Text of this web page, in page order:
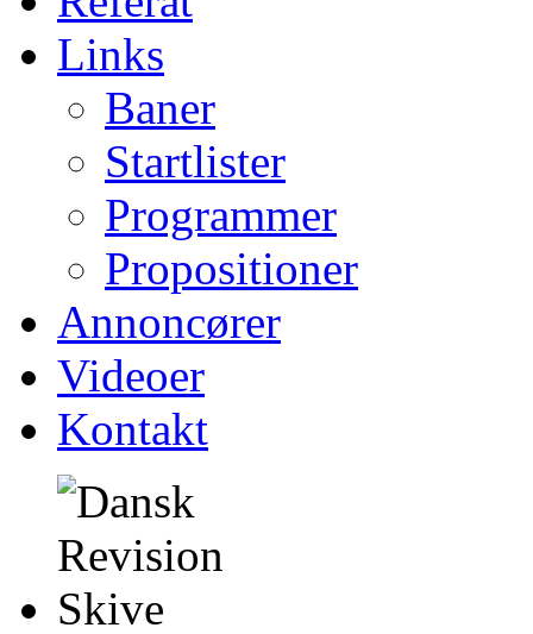
Links
Baner
Startlister
Programmer
Propositioner
Annoncører
Videoer
Kontakt